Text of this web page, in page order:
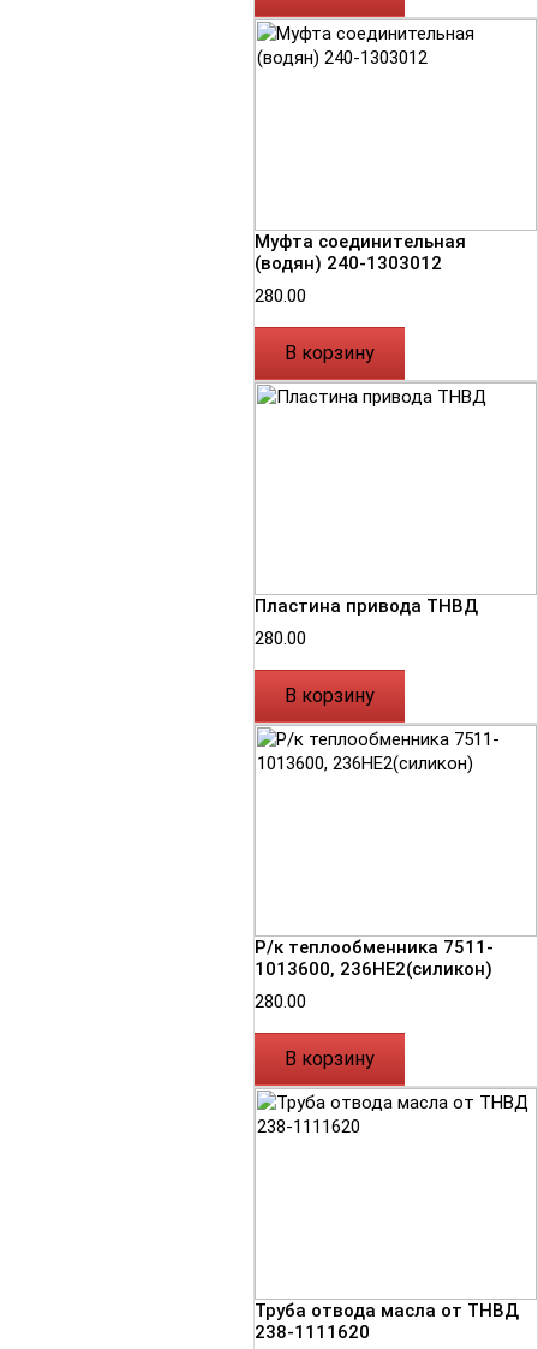
Муфта соединительная
(водян) 240-1303012
280.00
В корзину
Пластина привода ТНВД
280.00
В корзину
Р/к теплообменника 7511-
1013600, 236НЕ2(силикон)
280.00
В корзину
Труба отвода масла от ТНВД
238-1111620